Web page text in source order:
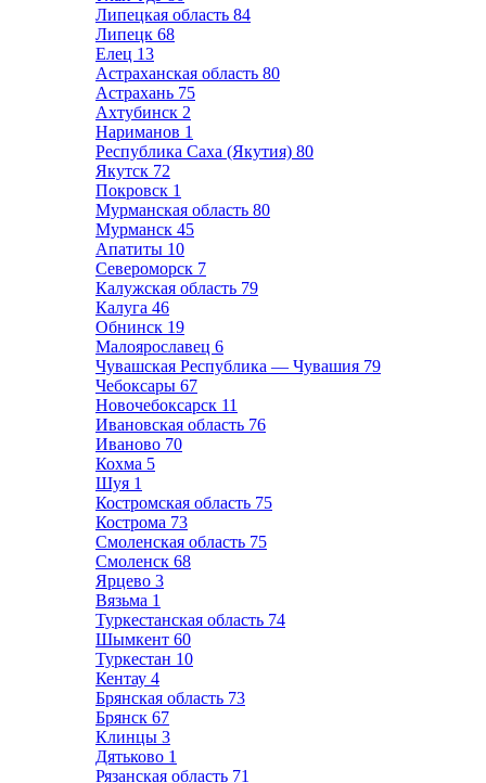
Липецкая область 84
Липецк 68
Елец 13
Астраханская область 80
Астрахань 75
Ахтубинск 2
Нариманов 1
Республика Саха (Якутия) 80
Якутск 72
Покровск 1
Мурманская область 80
Мурманск 45
Апатиты 10
Североморск 7
Калужская область 79
Калуга 46
Обнинск 19
Малоярославец 6
Чувашская Республика — Чувашия 79
Чебоксары 67
Новочебоксарск 11
Ивановская область 76
Иваново 70
Кохма 5
Шуя 1
Костромская область 75
Кострома 73
Смоленская область 75
Смоленск 68
Ярцево 3
Вязьма 1
Туркестанская область 74
Шымкент 60
Туркестан 10
Кентау 4
Брянская область 73
Брянск 67
Клинцы 3
Дятьково 1
Рязанская область 71